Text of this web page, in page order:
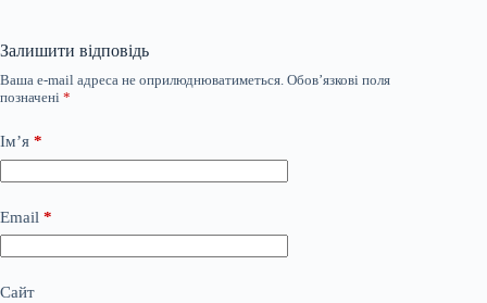
Залишити відповідь
Ваша e-mail адреса не оприлюднюватиметься. Обов’язкові поля
позначені *
Ім’я *
Email *
Сайт